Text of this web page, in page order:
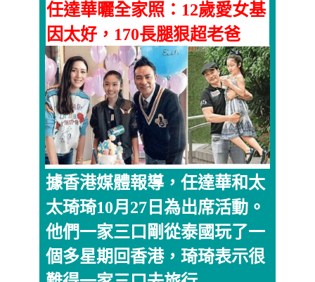
任達華曬全家照：12歲愛女基
因太好，170長腿狠超老爸
據香港媒體報導，任達華和太
太琦琦10月27日為出席活動。
他們一家三口剛從泰國玩了一
個多星期回香港，琦琦表示很